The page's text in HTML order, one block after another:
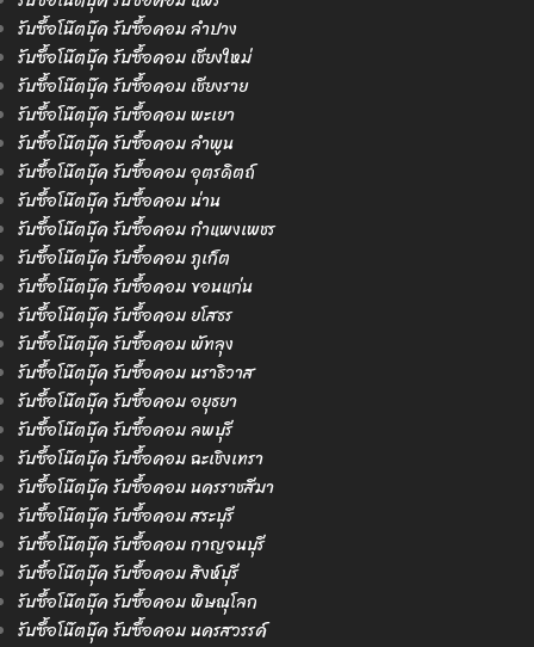
รับซื้อโน๊ตบุ๊ค รับซื้อคอม ลำปาง
รับซื้อโน๊ตบุ๊ค รับซื้อคอม เชียงใหม่
รับซื้อโน๊ตบุ๊ค รับซื้อคอม เชียงราย
รับซื้อโน๊ตบุ๊ค รับซื้อคอม พะเยา
รับซื้อโน๊ตบุ๊ค รับซื้อคอม ลำพูน
รับซื้อโน๊ตบุ๊ค รับซื้อคอม อุตรดิตถ์
รับซื้อโน๊ตบุ๊ค รับซื้อคอม น่าน
รับซื้อโน๊ตบุ๊ค รับซื้อคอม กำแพงเพชร
รับซื้อโน๊ตบุ๊ค รับซื้อคอม ภูเก็ต
รับซื้อโน๊ตบุ๊ค รับซื้อคอม ขอนแก่น
รับซื้อโน๊ตบุ๊ค รับซื้อคอม ยโสธร
รับซื้อโน๊ตบุ๊ค รับซื้อคอม พัทลุง
รับซื้อโน๊ตบุ๊ค รับซื้อคอม นราธิวาส
รับซื้อโน๊ตบุ๊ค รับซื้อคอม อยุธยา
รับซื้อโน๊ตบุ๊ค รับซื้อคอม ลพบุรี
รับซื้อโน๊ตบุ๊ค รับซื้อคอม ฉะเชิงเทรา
รับซื้อโน๊ตบุ๊ค รับซื้อคอม นครราชสีมา
รับซื้อโน๊ตบุ๊ค รับซื้อคอม สระบุรี
รับซื้อโน๊ตบุ๊ค รับซื้อคอม กาญจนบุรี
รับซื้อโน๊ตบุ๊ค รับซื้อคอม สิงห์บุรี
รับซื้อโน๊ตบุ๊ค รับซื้อคอม พิษณุโลก
รับซื้อโน๊ตบุ๊ค รับซื้อคอม นครสวรรค์